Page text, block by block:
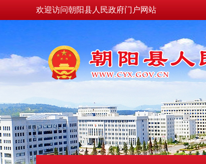
欢迎访问朝阳县人民政府门户网站